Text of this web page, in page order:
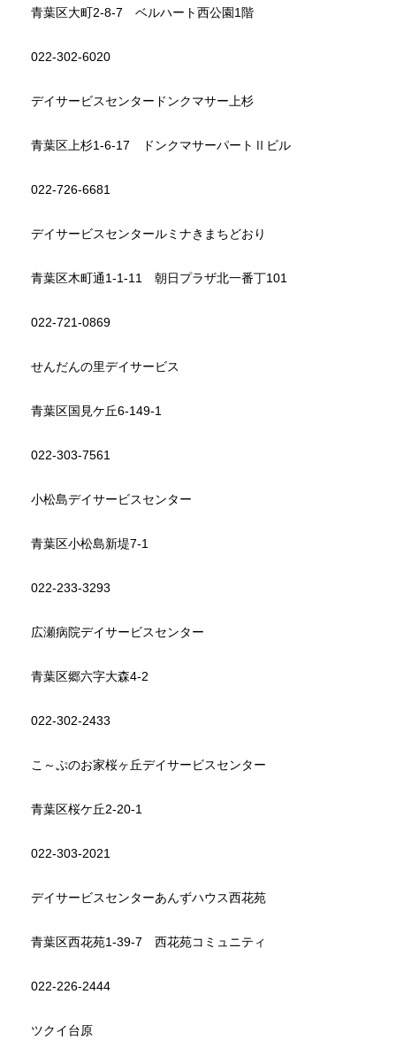
青葉区大町2-8-7 ベルハート西公園1階
022-302-6020
デイサービスセンタードンクマサー上杉
青葉区上杉1-6-17 ドンクマサーパートⅡビル
022-726-6681
デイサービスセンタールミナきまちどおり
青葉区木町通1-1-11 朝日プラザ北一番丁101
022-721-0869
せんだんの里デイサービス
青葉区国見ケ丘6-149-1
022-303-7561
小松島デイサービスセンター
青葉区小松島新堤7-1
022-233-3293
広瀬病院デイサービスセンター
青葉区郷六字大森4-2
022-302-2433
こ～ぷのお家桜ヶ丘デイサービスセンター
青葉区桜ケ丘2-20-1
022-303-2021
デイサービスセンターあんずハウス西花苑
青葉区西花苑1-39-7 西花苑コミュニティ
022-226-2444
ツクイ台原